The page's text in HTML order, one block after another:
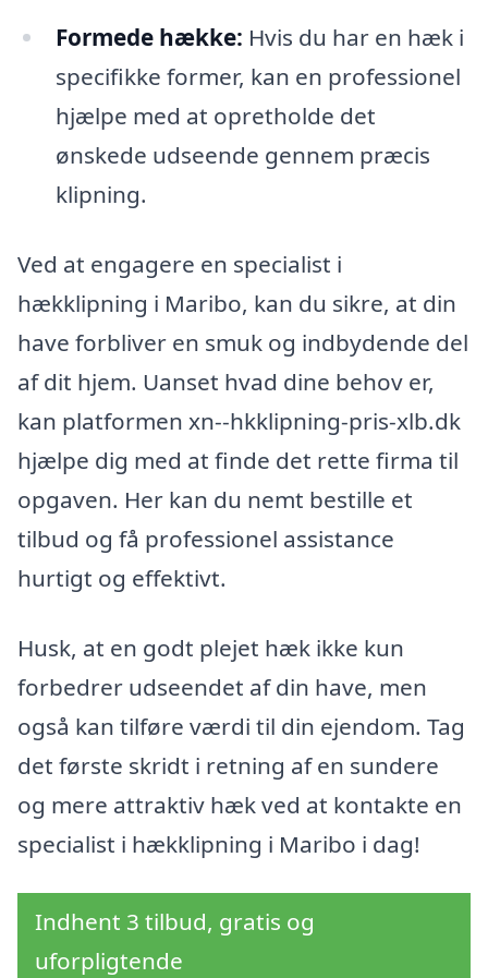
Formede hække: Hvis du har en hæk i
specifikke former, kan en professionel
hjælpe med at opretholde det
ønskede udseende gennem præcis
klipning.
Ved at engagere en specialist i
hækklipning i Maribo, kan du sikre, at din
have forbliver en smuk og indbydende del
af dit hjem. Uanset hvad dine behov er,
kan platformen xn--hkklipning-pris-xlb.dk
hjælpe dig med at finde det rette firma til
opgaven. Her kan du nemt bestille et
tilbud og få professionel assistance
hurtigt og effektivt.
Husk, at en godt plejet hæk ikke kun
forbedrer udseendet af din have, men
også kan tilføre værdi til din ejendom. Tag
det første skridt i retning af en sundere
og mere attraktiv hæk ved at kontakte en
specialist i hækklipning i Maribo i dag!
Indhent 3 tilbud, gratis og
uforpligtende